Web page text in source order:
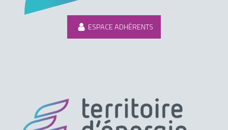
ESPACE ADHÉRENTS